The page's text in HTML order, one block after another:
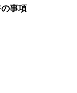
事項